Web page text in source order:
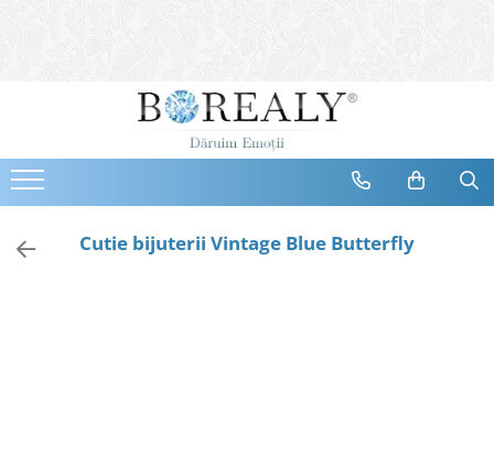
Bijuterii
Cercei
Bratari
Coliere
Cutie bijuterii Vintage Blue Butterfly